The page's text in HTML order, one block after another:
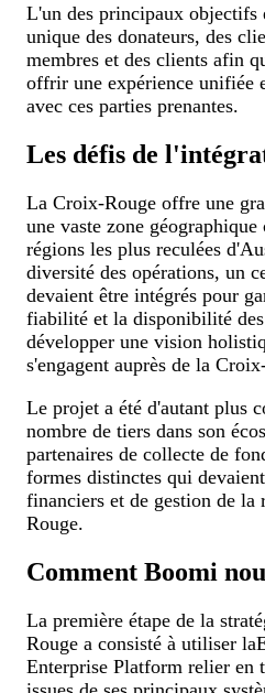
L'un des principaux objectifs
unique des donateurs, des
membres et des clients afin
offrir une expérience unifiée
avec ces parties prenantes.
Les défis de
La Croix-Rouge offre une
une vaste zone
régions les plus reculées
diversité des opérations, un
devaient être intégrés pour
fiabilité et la disponibilité
développer une vision
s'engagent auprès de la
Le projet a été d'autant plus
nombre de tiers dans son
partenaires de collecte de
formes distinctes qui
financiers et de gestion de
Rouge.
Comment Boomi
La première étape de la
Rouge a consisté à utiliser
Enterprise Platform relier en